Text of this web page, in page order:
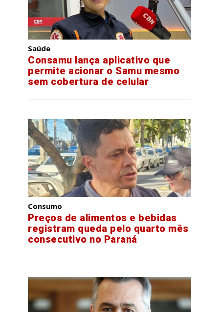
Saúde
Consamu lança aplicativo que
permite acionar o Samu mesmo
sem cobertura de celular
Consumo
Preços de alimentos e bebidas
registram queda pelo quarto mês
consecutivo no Paraná